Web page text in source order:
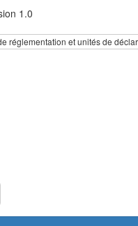
1.0
réglementation et unités de